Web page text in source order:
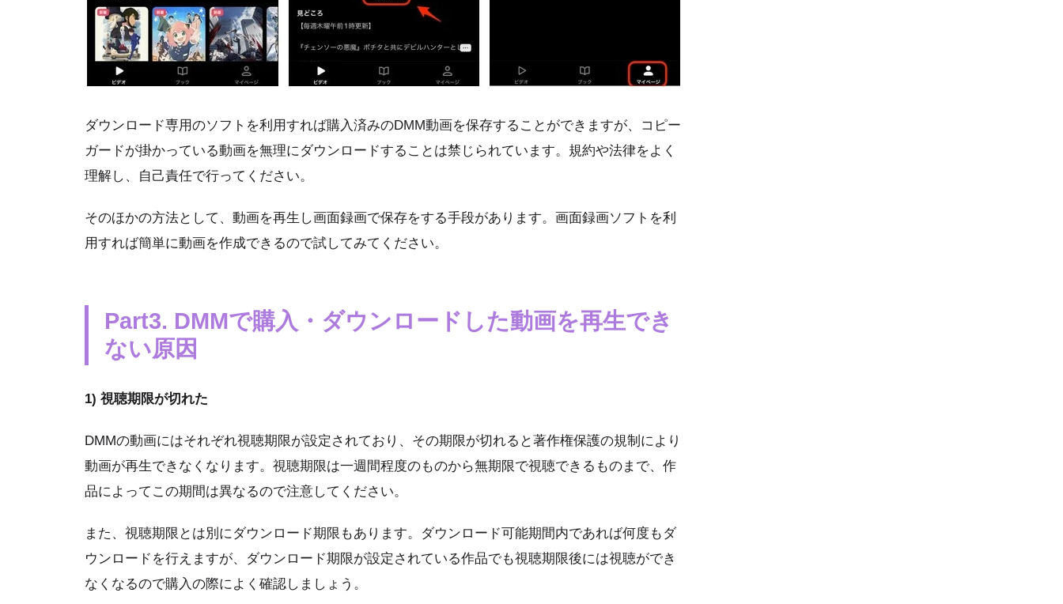
ダウンロード専用のソフトを利用すれば購入済みのDMM動画を保存することができますが、コピー
ガードが掛かっている動画を無理にダウンロードすることは禁じられています。規約や法律をよく
理解し、自己責任で行ってください。
そのほかの方法として、動画を再生し画面録画で保存をする手段があります。画面録画ソフトを利
用すれば簡単に動画を作成できるので試してみてください。
Part3. DMMで購入・ダウンロードした動画を再生でき
ない原因
1) 視聴期限が切れた
DMMの動画にはそれぞれ視聴期限が設定されており、その期限が切れると著作権保護の規制により
動画が再生できなくなります。視聴期限は一週間程度のものから無期限で視聴できるものまで、作
品によってこの期間は異なるので注意してください。
また、視聴期限とは別にダウンロード期限もあります。ダウンロード可能期間内であれば何度もダ
ウンロードを行えますが、ダウンロード期限が設定されている作品でも視聴期限後には視聴ができ
なくなるので購入の際によく確認しましょう。